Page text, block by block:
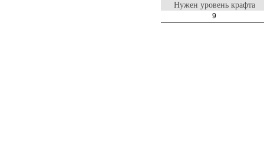
Нужен уровень крафта
9